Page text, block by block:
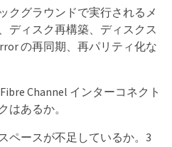
クグラウンドで実行されるメ
ディスク再構築、ディスクス
の再同期、再パリティ化な
Channel インターコネクト
はあるか。
ペースが不足しているか。3